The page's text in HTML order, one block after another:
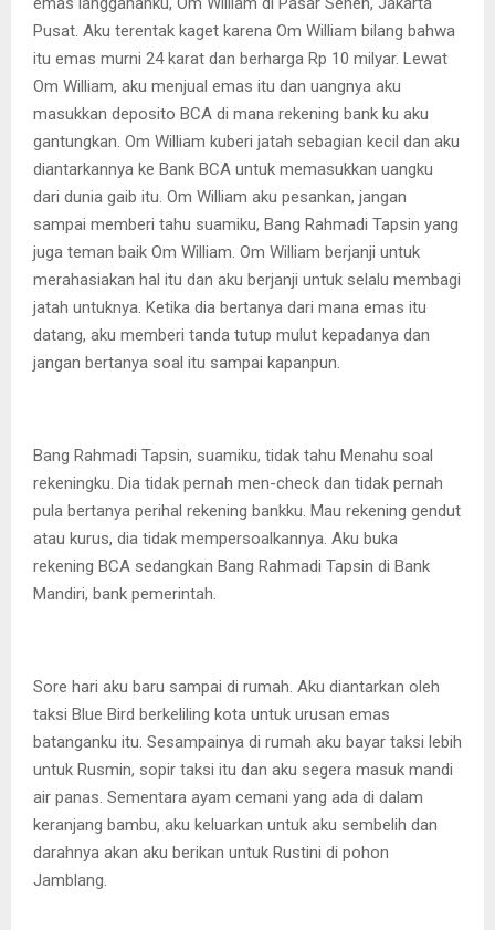
Pusat. Aku terentak kaget karena Om William bilang bahwa
itu emas murni 24 karat dan berharga Rp 10 milyar. Lewat
Om William, aku menjual emas itu dan uangnya aku
masukkan deposito BCA di mana rekening bank ku aku
gantungkan. Om William kuberi jatah sebagian kecil dan aku
diantarkannya ke Bank BCA untuk memasukkan uangku
dari dunia gaib itu. Om William aku pesankan, jangan
sampai memberi tahu suamiku, Bang Rahmadi Tapsin yang
juga teman baik Om William. Om William berjanji untuk
merahasiakan hal itu dan aku berjanji untuk selalu membagi
jatah untuknya. Ketika dia bertanya dari mana emas itu
datang, aku memberi tanda tutup mulut kepadanya dan
jangan bertanya soal itu sampai kapanpun.
Bang Rahmadi Tapsin, suamiku, tidak tahu Menahu soal
rekeningku. Dia tidak pernah men-check dan tidak pernah
pula bertanya perihal rekening bankku. Mau rekening gendut
atau kurus, dia tidak mempersoalkannya. Aku buka
rekening BCA sedangkan Bang Rahmadi Tapsin di Bank
Mandiri, bank pemerintah.
Sore hari aku baru sampai di rumah. Aku diantarkan oleh
taksi Blue Bird berkeliling kota untuk urusan emas
batanganku itu. Sesampainya di rumah aku bayar taksi lebih
untuk Rusmin, sopir taksi itu dan aku segera masuk mandi
air panas. Sementara ayam cemani yang ada di dalam
keranjang bambu, aku keluarkan untuk aku sembelih dan
darahnya akan aku berikan untuk Rustini di pohon
Jamblang.